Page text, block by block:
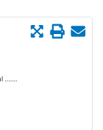
......